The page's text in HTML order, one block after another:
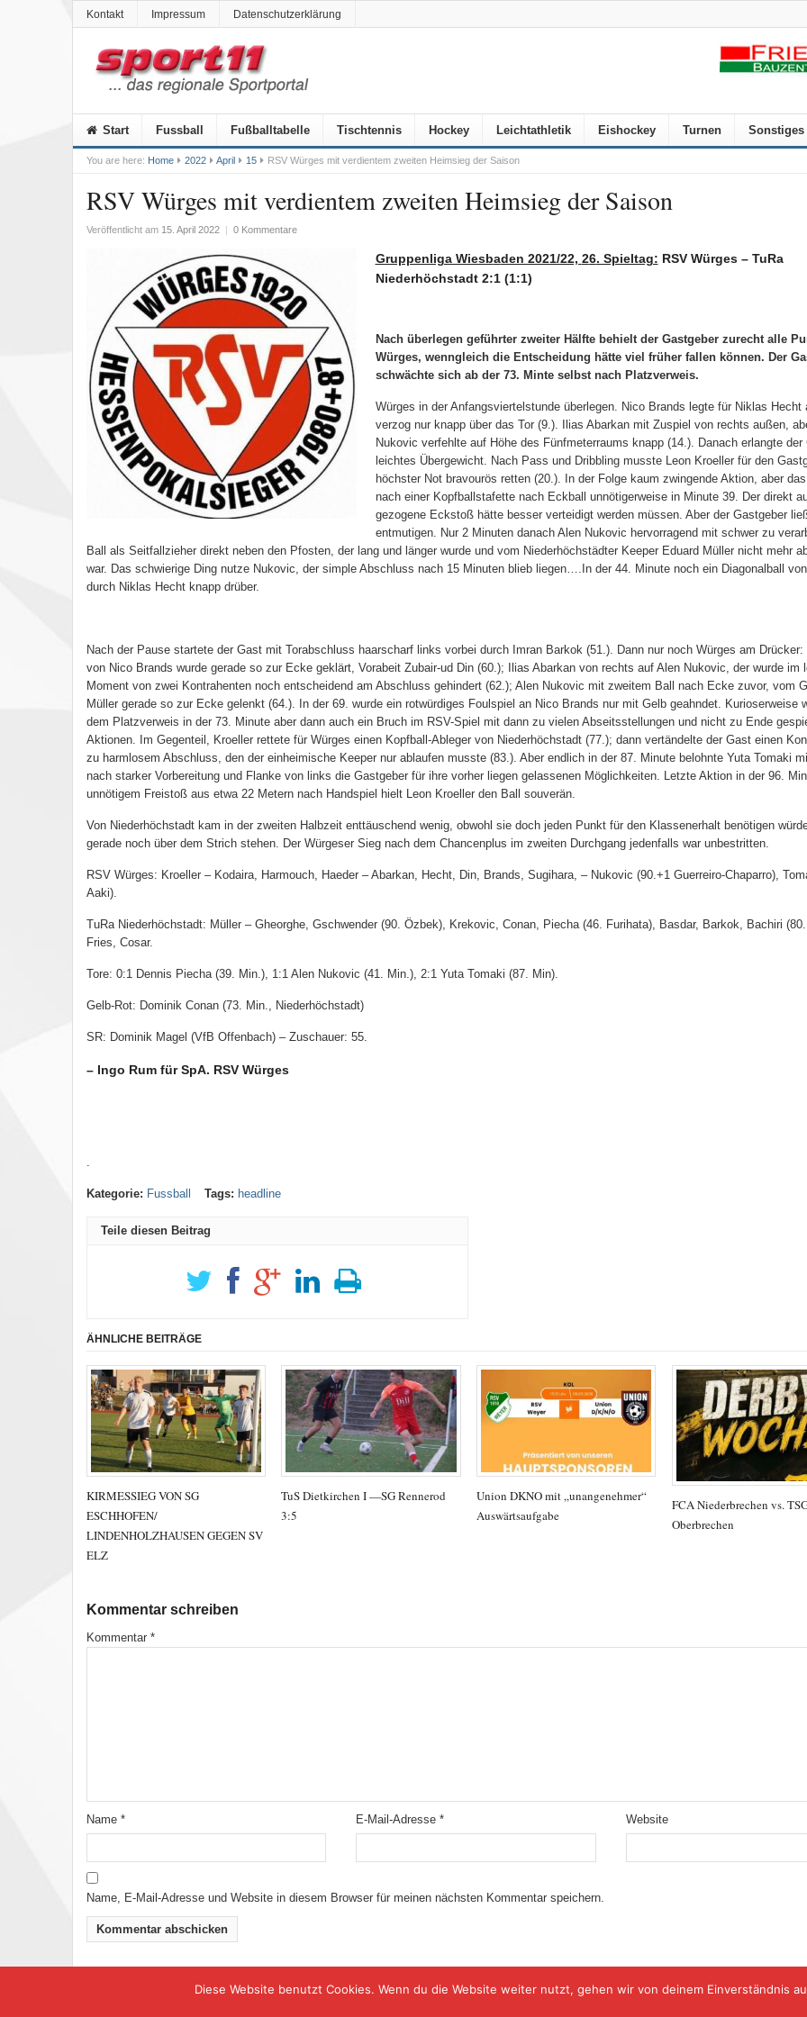
Kontakt Impressum Datenschutzerklärung
Start Fussball Fußballtabelle Tischtennis Hockey Leichtathletik Eishockey Turnen Sonstiges
You are here: Home 2022 April 15 RSV Würges mit verdientem zweiten Heimsieg der Saison
RSV Würges mit verdientem zweiten Heimsieg der Saison
Veröffentlicht am 15. April 2022 | 0 Kommentare
Gruppenliga Wiesbaden 2021/22, 26. Spieltag: RSV Würges – TuRa
Niederhöchstadt 2:1 (1:1)
Nach überlegen geführter zweiter Hälfte behielt der Gastgeber zurecht alle
Würges, wenngleich die Entscheidung hätte viel früher fallen können. Der
schwächte sich ab der 73. Minte selbst nach Platzverweis.
Würges in der Anfangsviertelstunde überlegen. Nico Brands legte für Niklas Hecht
verzog nur knapp über das Tor (9.). Ilias Abarkan mit Zuspiel von rechts außen,
Nukovic verfehlte auf Höhe des Fünfmeterraums knapp (14.). Danach erlangte der
leichtes Übergewicht. Nach Pass und Dribbling musste Leon Kroeller für den
höchster Not bravourös retten (20.). In der Folge kaum zwingende Aktion, aber
nach einer Kopfballstafette nach Eckball unnötigerweise in Minute 39. Der direkt
gezogene Eckstoß hätte besser verteidigt werden müssen. Aber der Gastgeber
entmutigen. Nur 2 Minuten danach Alen Nukovic hervorragend mit schwer zu
Ball als Seitfallzieher direkt neben den Pfosten, der lang und länger wurde und vom Niederhöchstädter Keeper Eduard Müller nicht mehr
war. Das schwierige Ding nutze Nukovic, der simple Abschluss nach 15 Minuten blieb liegen….In der 44. Minute noch ein Diagonalball
durch Niklas Hecht knapp drüber.
Nach der Pause startete der Gast mit Torabschluss haarscharf links vorbei durch Imran Barkok (51.). Dann nur noch Würges am
von Nico Brands wurde gerade so zur Ecke geklärt, Vorabeit Zubair-ud Din (60.); Ilias Abarkan von rechts auf Alen Nukovic, der wurde im
Moment von zwei Kontrahenten noch entscheidend am Abschluss gehindert (62.); Alen Nukovic mit zweitem Ball nach Ecke zuvor, vom
Müller gerade so zur Ecke gelenkt (64.). In der 69. wurde ein rotwürdiges Foulspiel an Nico Brands nur mit Gelb geahndet. Kurioserweise
dem Platzverweis in der 73. Minute aber dann auch ein Bruch im RSV-Spiel mit dann zu vielen Abseitsstellungen und nicht zu Ende
Aktionen. Im Gegenteil, Kroeller rettete für Würges einen Kopfball-Ableger von Niederhöchstadt (77.); dann vertändelte der Gast einen
zu harmlosem Abschluss, den der einheimische Keeper nur ablaufen musste (83.). Aber endlich in der 87. Minute belohnte Yuta Tomaki
nach starker Vorbereitung und Flanke von links die Gastgeber für ihre vorher liegen gelassenen Möglichkeiten. Letzte Aktion in der 96.
unnötigem Freistoß aus etwa 22 Metern nach Handspiel hielt Leon Kroeller den Ball souverän.
Von Niederhöchstadt kam in der zweiten Halbzeit enttäuschend wenig, obwohl sie doch jeden Punkt für den Klassenerhalt benötigen
gerade noch über dem Strich stehen. Der Würgeser Sieg nach dem Chancenplus im zweiten Durchgang jedenfalls war unbestritten.
RSV Würges: Kroeller – Kodaira, Harmouch, Haeder – Abarkan, Hecht, Din, Brands, Sugihara, – Nukovic (90.+1 Guerreiro-Chaparro),
Aaki).
TuRa Niederhöchstadt: Müller – Gheorghe, Gschwender (90. Özbek), Krekovic, Conan, Piecha (46. Furihata), Basdar, Barkok, Bachiri
Fries, Cosar.
Tore: 0:1 Dennis Piecha (39. Min.), 1:1 Alen Nukovic (41. Min.), 2:1 Yuta Tomaki (87. Min).
Gelb-Rot: Dominik Conan (73. Min., Niederhöchstadt)
SR: Dominik Magel (VfB Offenbach) – Zuschauer: 55.
– Ingo Rum für SpA. RSV Würges
.
Kategorie: Fussball Tags: headline
Teile diesen Beitrag
ÄHNLICHE BEITRÄGE
KIRMESSIEG VON SG
ESCHHOFEN/
LINDENHOLZHAUSEN GEGEN SV
ELZ
TuS Dietkirchen I —SG Rennerod
3:5
Union DKNO mit „unangenehmer“
Auswärtsaufgabe
FCA Niederbrechen vs.
Oberbrechen
Kommentar schreiben
Kommentar *
Name * E-Mail-Adresse* Website
Name, E-Mail-Adresse und Website in diesem Browser für meinen nächsten Kommentar speichern.
Diese Website benutzt Cookies. Wenn du die Website weiter nutzt, gehen wir von deinem Einverständnis